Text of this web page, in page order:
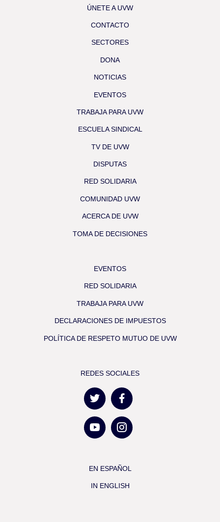
ÚNETE A UVW
CONTACTO
SECTORES
DONA
NOTICIAS
EVENTOS
TRABAJA PARA UVW
ESCUELA SINDICAL
TV DE UVW
DISPUTAS
RED SOLIDARIA
COMUNIDAD UVW
ACERCA DE UVW
TOMA DE DECISIONES
EVENTOS
RED SOLIDARIA
TRABAJA PARA UVW
DECLARACIONES DE IMPUESTOS
POLÍTICA DE RESPETO MUTUO DE UVW
REDES SOCIALES
EN ESPAÑOL
IN ENGLISH